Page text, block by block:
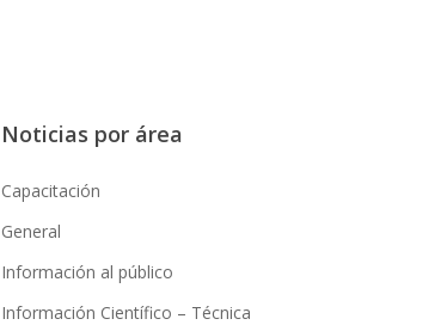
Noticias por área
Capacitación
General
Información al público
Información Científico – Técnica